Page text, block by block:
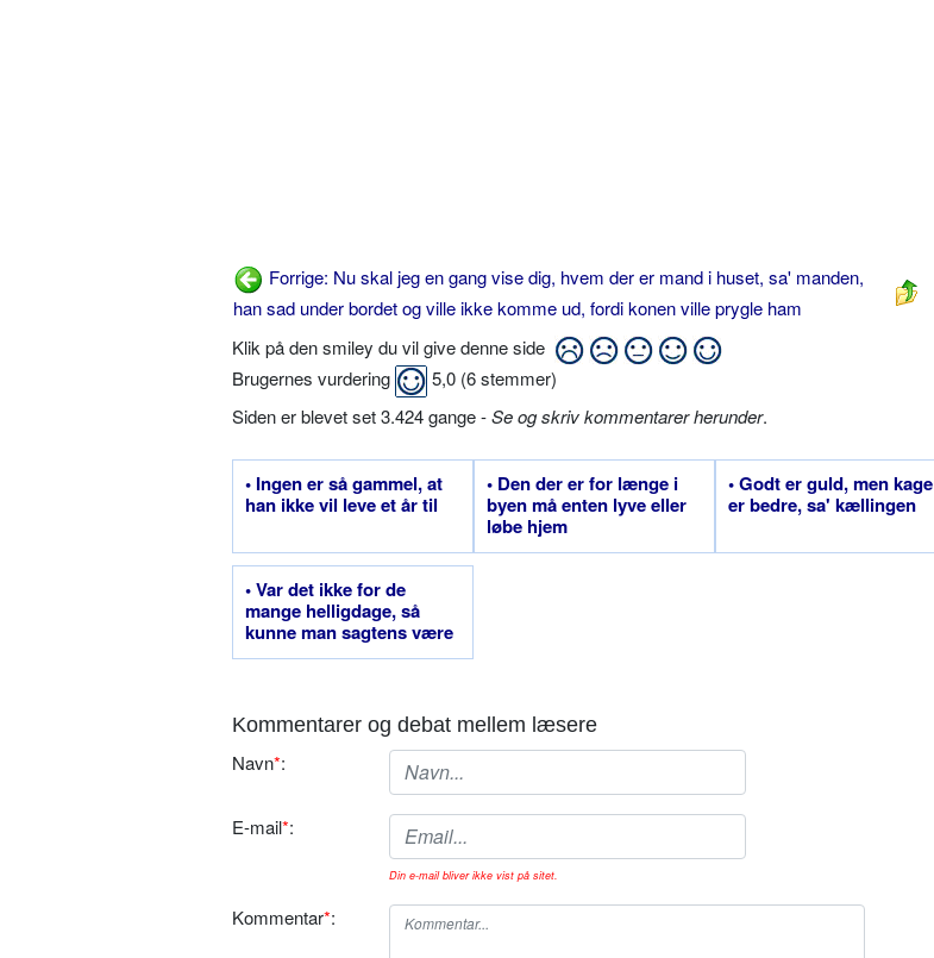
Forrige: Nu skal jeg en gang vise dig, hvem der er mand i huset, sa' manden,
han sad under bordet og ville ikke komme ud, fordi konen ville prygle ham
Klik på den smiley du vil give denne side
Brugernes vurdering
5,0 (6stemmer)
Siden er blevet set 3.424 gange -Se og skriv kommentarer herunder.
• Ingen er så gammel, at
han ikke vil leve et år til
• Den der er for længe i
byen må enten lyve eller
løbe hjem
• Godt er guld, men kage
er bedre, sa' kællingen
• Var det ikke for de
mange helligdage, så
kunne man sagtens være
præst
Kommentarer og debat mellem læsere
Navn*:
E-mail*:
Din e-mail bliver ikke vist på sitet.
Kommentar*: